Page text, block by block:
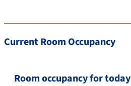
Current Room Occupancy
Room occupancy for today